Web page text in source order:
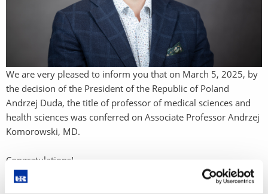
We are very pleased to inform you that on March 5, 2025, by
the decision of the President of the Republic of Poland
Andrzej Duda, the title of professor of medical sciences and
health sciences was conferred on Associate Professor Andrzej
Komorowski, MD.
Congratulations!